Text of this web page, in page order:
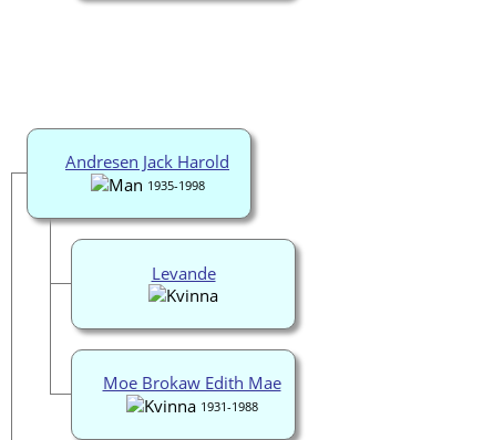
Andresen Jack Harold
1935-1998
Levande
Moe Brokaw Edith Mae
1931-1988